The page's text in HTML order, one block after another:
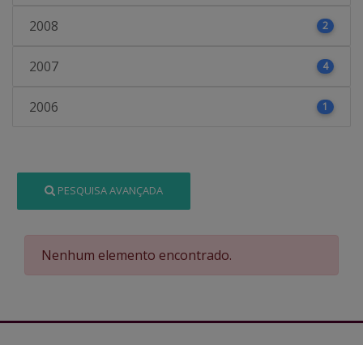
2008 2
2007 4
2006 1
PESQUISA AVANÇADA
Nenhum elemento encontrado.